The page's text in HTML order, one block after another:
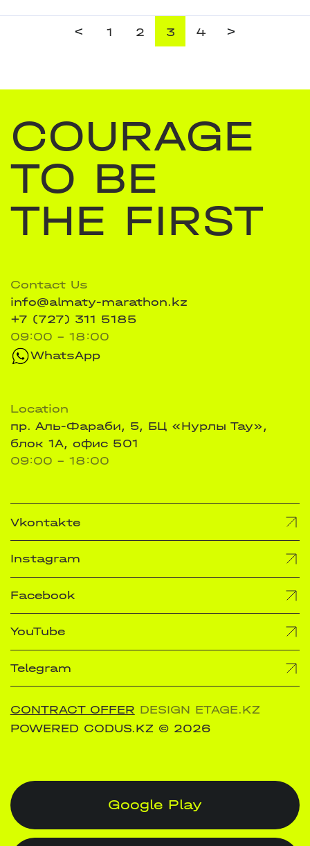
< 1 2 3 4 >
COURAGE
TO BE
THE FIRST
Contact Us
info@almaty-marathon.kz
+7 (727) 311 5185
09:00 - 18:00
WhatsApp
Location
пр. Аль-Фараби, 5, БЦ «Нурлы Тау»,
блок 1А, офис 501
09:00 - 18:00
Vkontakte
Instagram
Facebook
YouTube
Telegram
CONTRACT OFFER DESIGN ETAGE.KZ
POWERED CODUS.KZ © 2026
Google Play